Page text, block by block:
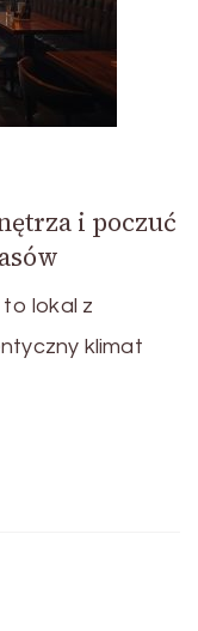
i poczuć
to lokal z
klimat